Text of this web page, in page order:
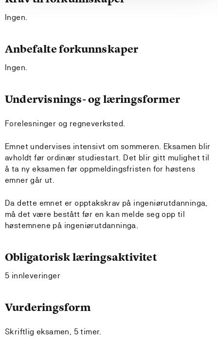
Ingen.
Anbefalte forkunnskaper
Ingen.
Undervisnings- og læringsformer
Forelesninger og regneverksted.
Emnet undervises intensivt om sommeren. Eksamen blir
avholdt før ordinær studiestart. Det blir gitt mulighet til
å ta ny eksamen før oppmeldingsfristen for høstens
emner går ut.
Da dette emnet er opptakskrav på ingeniørutdanninga,
må det være bestått før en kan melde seg opp til
høstemnene på ingeniørutdanninga.
Obligatorisk læringsaktivitet
5 innleveringer
Vurderingsform
Skriftlig eksamen, 5 timer.